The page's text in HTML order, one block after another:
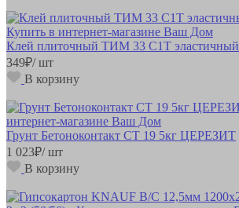
Клей плиточный ТИМ 33 С1Т эластичный
349₽/ шт
В корзину
Грунт Бетоноконтакт CT 19 5кг ЦЕРЕЗИТ
1 023₽/ шт
В корзину